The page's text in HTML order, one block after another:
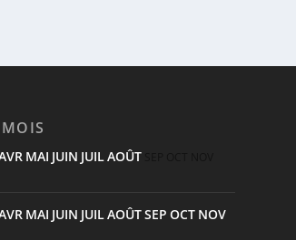
MAI JUIN JUILAOÛT
MAI JUIN JUILAOÛTSEP OCT NOV